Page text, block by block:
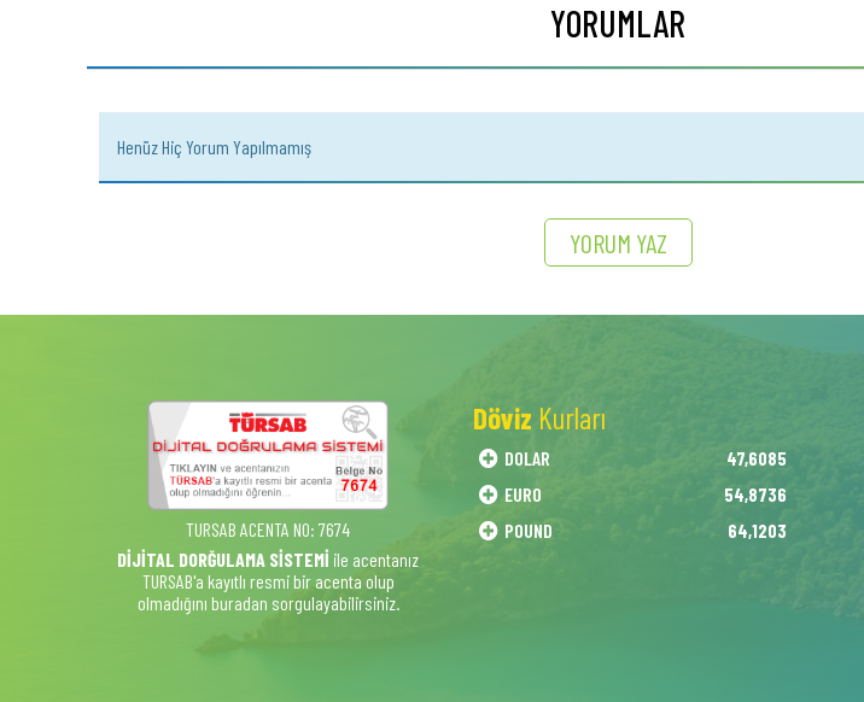
YORUMLAR
Henüz Hiç Yorum Yapılmamış
YORUM YAZ
TURSAB ACENTA NO: 7674
DİJİTAL DORĞULAMA SİSTEMİ ile acentanız
TURSAB'a kayıtlı resmi bir acenta olup
olmadığını buradan sorgulayabilirsiniz.
Döviz Kurları
DOLAR 47,6085
EURO 54,8736
POUND 64,1203